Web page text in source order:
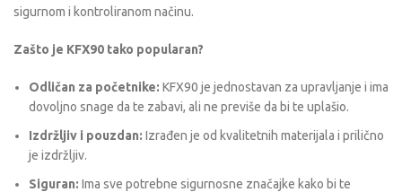
sigurnom i kontroliranom načinu.
Zašto je KFX90 tako popularan?
Odličan za početnike: KFX90 je jednostavan za upravljanje i ima
dovoljno snage da te zabavi, ali ne previše da bi te uplašio.
Izdržljiv i pouzdan: Izrađen je od kvalitetnih materijala i prilično
je izdržljiv.
Siguran: Ima sve potrebne sigurnosne značajke kako bi te